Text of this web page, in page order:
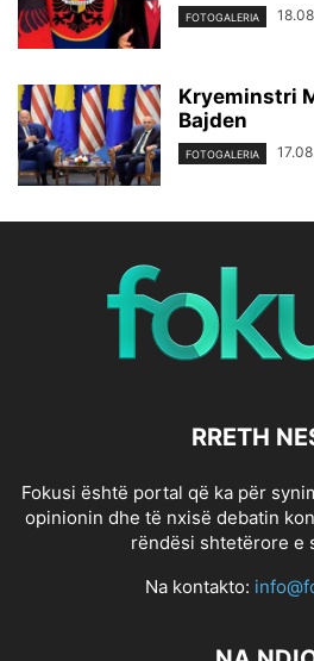
FOTOGALERIA
Kryeminstri
Bajden
FOTOGALERIA
RRETH
Fokusi është portal që ka për
opinionin dhe të nxisë debatin
rëndësi shtetërore e
Na kontakto: